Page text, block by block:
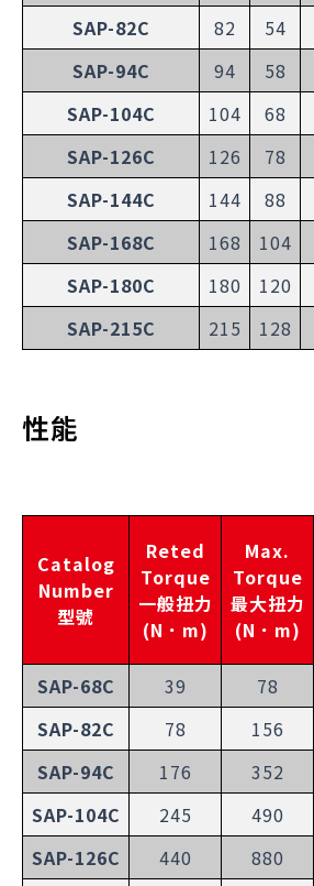
SAP-82C
82 54
SAP-94C
94 58
SAP-104C
104 68
SAP-126C
126 78
SAP-144C
144 88
SAP-168C
168 104
SAP-180C
180 120
SAP-215C
215 128
性能
Catalog
Number
型號
Reted
Torque
一般扭力
(N．m)
Max.
Torque
最大扭力
(N．m)
SAP-68C 39 78
SAP-82C
78 156
SAP-94C
176 352
SAP-104C
245 490
SAP-126C
440 880